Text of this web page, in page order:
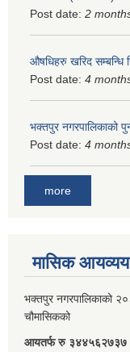
Post date: 2
औषधिहरु खरिद सम्बन्धि
Post date: 4
भक्तपुर नगरपालिकाको
Post date: 4
more
मासिक
भक्तपुर नगरपालिकाको
चौमासिकको
आयतर्फ रु‌